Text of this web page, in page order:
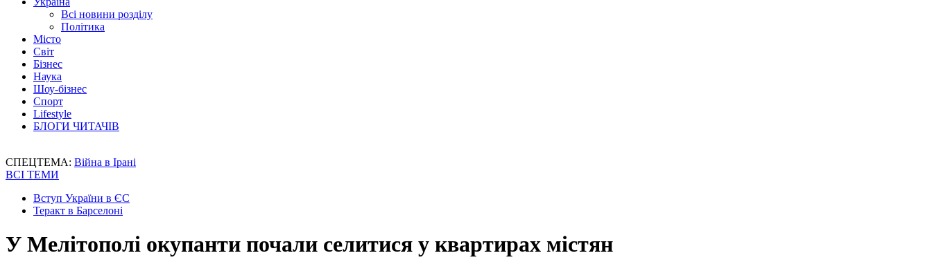
Всі новини розділу
Політика
Місто
Світ
Бізнес
Наука
Шоу-бізнес
Спорт
Lifestyle
БЛОГИ ЧИТАЧІВ
СПЕЦТЕМА: Війна в Ірані
ВСІ ТЕМИ
Вступ України в ЄС
Теракт в Барселоні
У Мелітополі окупанти почали селитися у квартирах містян